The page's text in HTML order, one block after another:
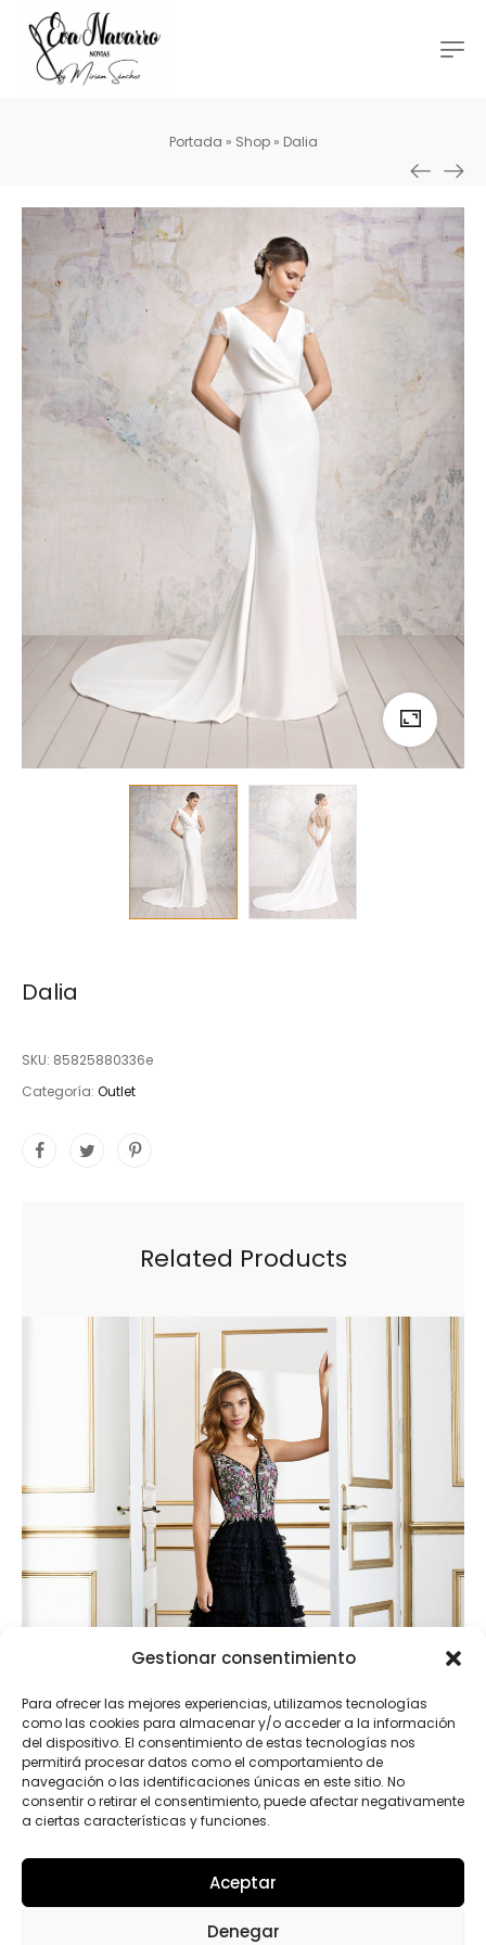
Gestionar consentimiento
Para ofrecer las mejores experiencias, utilizamos tecnologías
como las cookies para almacenar y/o acceder a la información
del dispositivo. El consentimiento de estas tecnologías nos
permitirá procesar datos como el comportamiento de
navegación o las identificaciones únicas en este sitio. No
consentir o retirar el consentimiento, puede afectar negativamente
a ciertas características y funciones.
Aceptar
Denegar
Portada » Shop» Dalia
Dalia
SKU: 85825880336e
Categoría: Outlet
Related Products